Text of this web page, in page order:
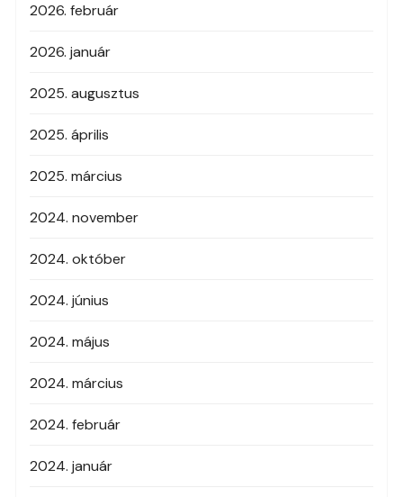
2026. február
2026. január
2025. augusztus
2025. április
2025. március
2024. november
2024. október
2024. június
2024. május
2024. március
2024. február
2024. január